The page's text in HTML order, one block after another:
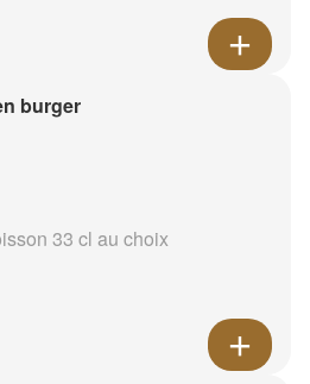
burger
33 cl au choix